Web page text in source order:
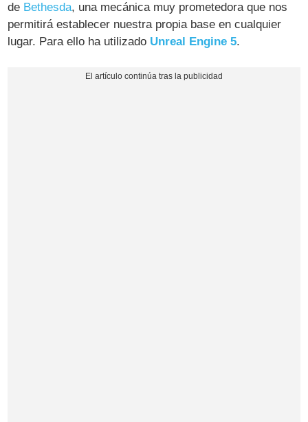
de Bethesda, una mecánica muy prometedora que nos
permitirá establecer nuestra propia base en cualquier
lugar. Para ello ha utilizado Unreal Engine 5.